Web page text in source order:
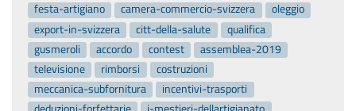
festa-artigiano
camera-commercio-svizzera
oleggio
export-in-svizzera
citt-della-salute
qualifica
gusmeroli
accordo contest
assemblea-2019
televisione
rimborsi
costruzioni
meccanica-subfornitura
incentivi-trasporti